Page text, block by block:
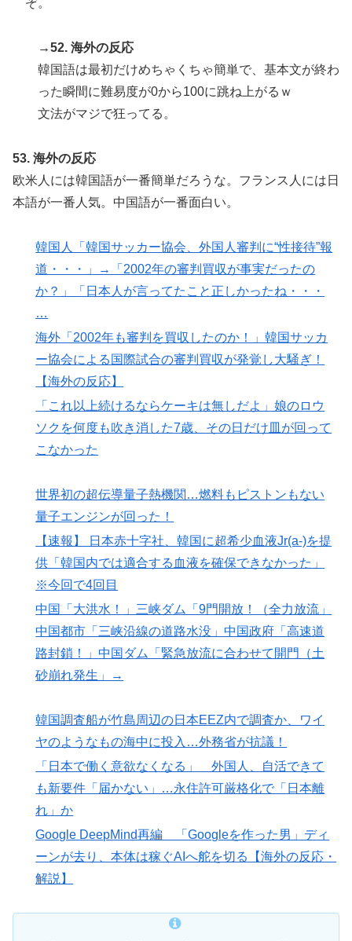
ぞ。
→52. 海外の反応
韓国語は最初だけめちゃくちゃ簡単で、基本文が終わ
った瞬間に難易度が0から100に跳ね上がるｗ
文法がマジで狂ってる。
53. 海外の反応
欧米人には韓国語が一番簡単だろうな。フランス人には日
本語が一番人気。中国語が一番面白い。
韓国人「韓国サッカー協会、外国人審判に“性接待”報
道・・・」→「2002年の審判買収が事実だったの
か？」「日本人が言ってたこと正しかったね・・・
…
海外「2002年も審判を買収したのか！」韓国サッカ
ー協会による国際試合の審判買収が発覚し大騒ぎ！
【海外の反応】
「これ以上続けるならケーキは無しだよ」娘のロウ
ソクを何度も吹き消した7歳、その日だけ皿が回って
こなかった
世界初の超伝導量子熱機関…燃料もピストンもない
量子エンジンが回った！
【速報】 日本赤十字社、韓国に超希少血液Jr(a-)を提
供「韓国内では適合する血液を確保できなかった」
※今回で4回目
中国「大洪水！」三峡ダム「9門開放！（全力放流」
中国都市「三峡沿線の道路水没」中国政府「高速道
路封鎖！」中国ダム「緊急放流に合わせて開門（土
砂崩れ発生」→
韓国調査船が竹島周辺の日本EEZ内で調査か、ワイ
ヤのようなもの海中に投入…外務省が抗議！
「日本で働く意欲なくなる」 外国人、自活できて
も新要件「届かない」…永住許可厳格化で「日本離
れ」か
Google DeepMind再編 「Googleを作った男」ディ
ーンが去り、本体は稼ぐAIへ舵を切る【海外の反応・
解説】